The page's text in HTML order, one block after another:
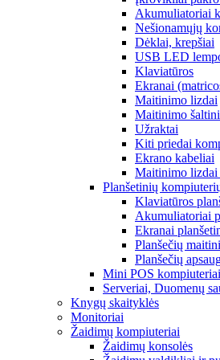
Akumuliatoriai
Nešionamųjų
Dėklai, krepšiai
USB LED
Klaviatūros
Ekranai
Maitinimo lizdai
Maitinimo
Užraktai
Kiti priedai
Ekrano kabeliai
Maitinimo lizdai
Planšetinių
Klaviatūros
Akumuliatoriai
Ekranai
Planšečių
Planšečių
Mini POS kompiuteriai
Serveriai, Duomenų
Knygų skaityklės
Monitoriai
Žaidimų kompiuteriai
Žaidimų konsolės